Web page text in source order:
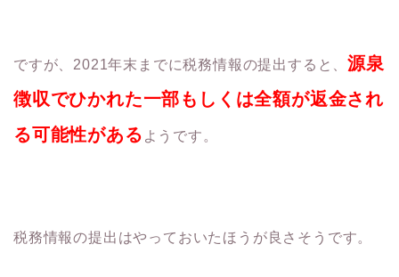
ですが、2021年末までに税務情報の提出すると、源泉
徴収でひかれた一部もしくは全額が返金され
る可能性がある ようです。
税務情報の提出はやっておいたほうが良さそうです。